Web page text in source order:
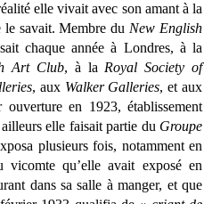
elle vivait avec son amant à la
savait. Membre du New English
chaque année à Londres, à la
Art Club, à la Royal Society of
, aux Walker Galleries, et aux
ouverture en 1923, établissement
elle faisait partie du Groupe
plusieurs fois, notamment en
qu’elle avait exposé en
dans sa salle à manger, et que